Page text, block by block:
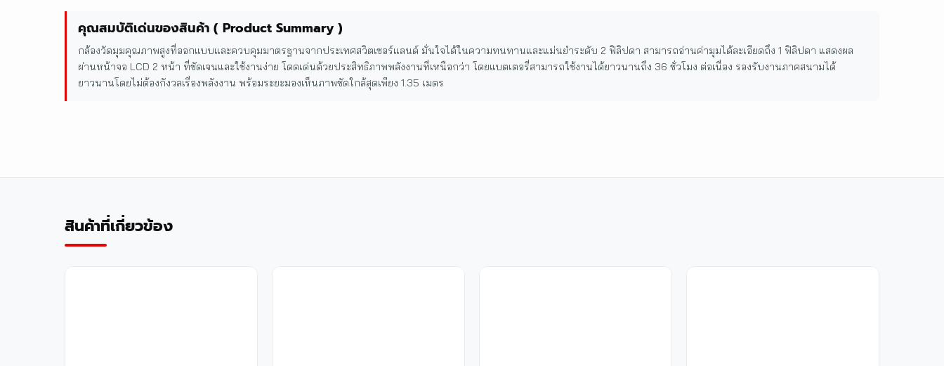
คุณสมบัติเด่นของสินค้า ( Product Summary )
กล้องวัดมุมคุณภาพสูงที่ออกแบบและควบคุมมาตรฐานจากประเทศสวิตเซอร์แลนด์ มั่นใจได้ในความทนทานและแม่นยำระดับ 2 ฟิลิปดา สามารถอ่านค่ามุมได้ละเอียดถึง 1 ฟิลิปดา แสดงผล
ผ่านหน้าจอ LCD 2 หน้า ที่ชัดเจนและใช้งานง่าย โดดเด่นด้วยประสิทธิภาพพลังงานที่เหนือกว่า โดยแบตเตอรี่สามารถใช้งานได้ยาวนานถึง 36 ชั่วโมง ต่อเนื่อง รองรับงานภาคสนามได้
ยาวนานโดยไม่ต้องกังวลเรื่องพลังงาน พร้อมระยะมองเห็นภาพชัดใกล้สุดเพียง 1.35 เมตร
สินค้าที่เกี่ยวข้อง